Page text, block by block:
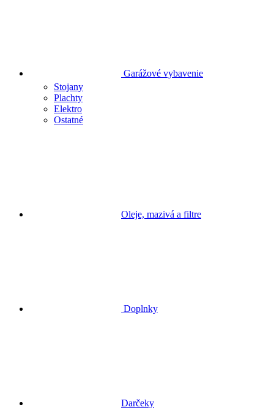
Garážové vybavenie
Stojany
Plachty
Elektro
Ostatné
Oleje, mazivá a filtre
Doplnky
Darčeky